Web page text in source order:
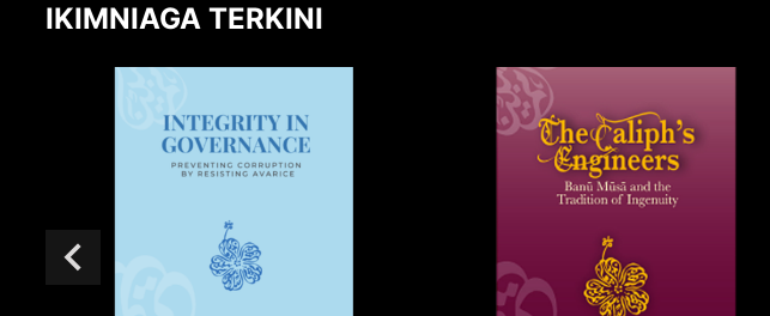
IKIMNIAGA TERKINI